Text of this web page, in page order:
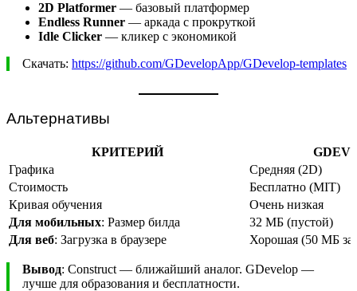
2D Platformer — базовый платформер
Endless Runner — аркада с прокруткой
Idle Clicker — кликер с экономикой
Скачать: https://github.com/GDevelopApp/GDevelop-templates
Альтернативы
КРИТЕРИЙ
Графика
Средняя (2D)
Стоимость
Бесплатно (MIT)
Кривая обучения
Очень низкая
Для мобильных: Размер билда
32 МБ (пустой)
Для веб: Загрузка в браузере Хорошая (50 МБ за
Вывод: Construct — ближайший аналог. GDevelop —
лучше для образования и бесплатности.